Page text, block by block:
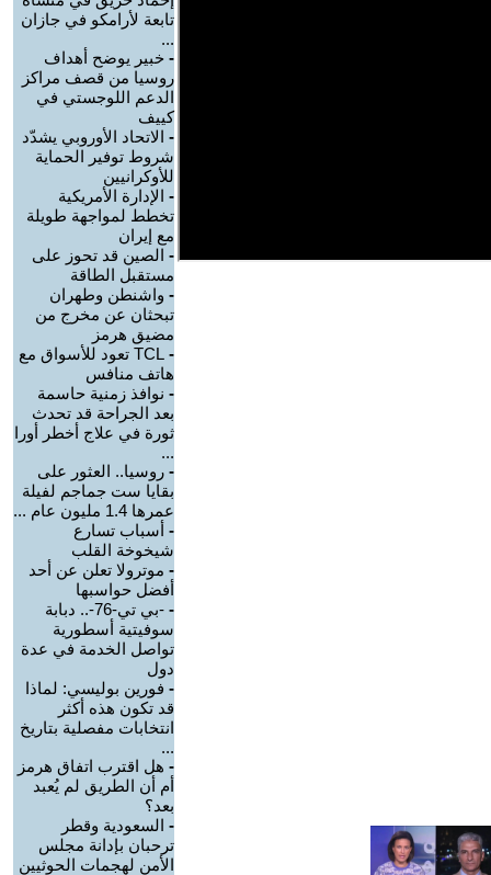
تابعة لأرامكو في جازان
...
- خبير يوضح أهداف
روسيا من قصف مراكز
الدعم اللوجستي في
كييف
- الاتحاد الأوروبي يشدّد
شروط توفير الحماية
للأوكرانيين
- الإدارة الأمريكية
تخطط لمواجهة طويلة
مع إيران
- الصين قد تحوز على
مستقبل الطاقة
- واشنطن وطهران
تبحثان عن مخرج من
مضيق هرمز
-
TCL تعود للأسواق مع
هاتف منافس
- نوافذ زمنية حاسمة
بعد الجراحة قد تحدث
ثورة في علاج أخطر أورا
...
- روسيا.. العثور على
بقايا ست جماجم لفيلة
عمرها 1.4 مليون عام ...
- أسباب تسارع
شيخوخة القلب
- موترولا تعلن عن أحد
أفضل حواسبها
-
-بي تي-76-.. دبابة
سوفيتية أسطورية
تواصل الخدمة في عدة
دول
- فورين بوليسي: لماذا
قد تكون هذه أكثر
انتخابات مفصلية بتاريخ
...
- هل اقترب اتفاق هرمز
أم أن الطريق لم يُعبد
بعد؟
- السعودية وقطر
ترحبان بإدانة مجلس
الأمن لهجمات الحوثيين